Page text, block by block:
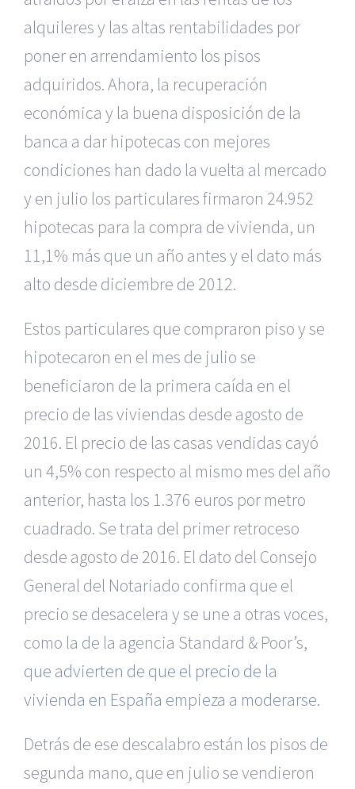
alquileres y las altas rentabilidades por
poner en arrendamiento los pisos
adquiridos. Ahora, la recuperación
económica y la buena disposición de la
banca a dar hipotecas con mejores
condiciones han dado la vuelta al mercado
y en julio los particulares firmaron 24.952
hipotecas para la compra de vivienda, un
11,1% más que un año antes y el dato más
alto desde diciembre de 2012.
Estos particulares que compraron piso y se
hipotecaron en el mes de julio se
beneficiaron de la primera caída en el
precio de las viviendas desde agosto de
2016. El precio de las casas vendidas cayó
un 4,5% con respecto al mismo mes del año
anterior, hasta los 1.376 euros por metro
cuadrado. Se trata del primer retroceso
desde agosto de 2016. El dato del Consejo
General del Notariado confirma que el
precio se desacelera y se une a otras voces,
como la de la agencia Standard & Poor’s,
que advierten de que el precio de la
vivienda en España empieza a moderarse.
Detrás de ese descalabro están los pisos de
segunda mano, que en julio se vendieron